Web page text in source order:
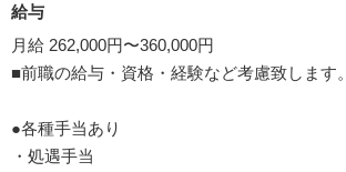
給与
月給 262,000円〜360,000円
■前職の給与・資格・経験など考慮致します。
●各種手当あり
・処遇手当